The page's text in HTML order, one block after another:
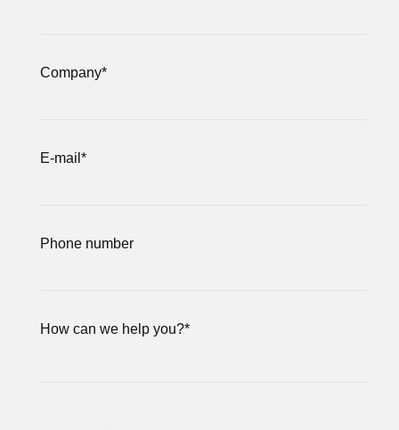
Company*
E-mail*
Phone number
How can we help you?*